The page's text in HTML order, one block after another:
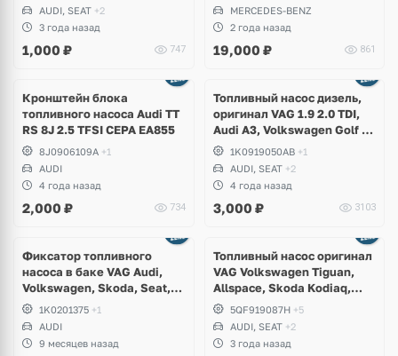
AUDI, SEAT +2
3 года назад
1,000 ₽ 747
MERCEDES-BENZ
2 года назад
19,000 ₽ 861
Кронштейн блока
топливного насоса Audi TT
RS 8J 2.5 TFSI CEPA EA855
8J0906109A +1
AUDI
4 года назад
2,000 ₽ 734
Топливный насос дизель,
оригинал VAG 1.9 2.0 TDI,
Audi A3, Volkswagen Golf 5,
6, Jetta, Scirocco, Eos,
Beetle, Skoda Octavia A5,
Yeti, Seat Altea, Leon
1K0919050AB +1
AUDI, SEAT +2
4 года назад
3,000 ₽ 3103
Фиксатор топливного
насоса в баке VAG Audi,
Volkswagen, Skoda, Seat,
Porsche, Bentley,
Lamborghini
1K0201375 +1
AUDI
9 месяцев назад
Топливный насос оригинал
VAG Volkswagen Tiguan,
Allspace, Skoda Kodiaq,
Audi Q3, Seat Tarraco
5QF919087H +5
AUDI, SEAT +2
3 года назад